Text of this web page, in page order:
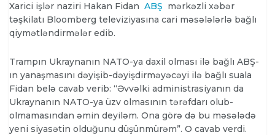
Xarici işlər naziri Hakan Fidan ABŞ mərkəzli xəbər
təşkilatı Bloomberg televiziyasına cari məsələlərlə bağlı
qiymətləndirmələr edib.
Trampın Ukraynanın NATO-ya daxil olması ilə bağlı ABŞ-
ın yanaşmasını dəyişib-dəyişdirməyəcəyi ilə bağlı suala
Fidan belə cavab verib: “Əvvəlki administrasiyanın da
Ukraynanın NATO-ya üzv olmasının tərəfdarı olub-
olmamasından əmin deyiləm. Ona görə də bu məsələdə
yeni siyasətin olduğunu düşünmürəm”. O cavab verdi.